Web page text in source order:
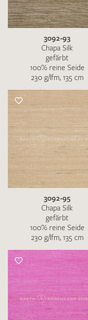
3092-93
Chapa Silk
gefärbt
100% reine Seide
230 g/lfm, 135 cm
3092-95
Chapa Silk
gefärbt
100% reine Seide
230 g/lfm, 135 cm